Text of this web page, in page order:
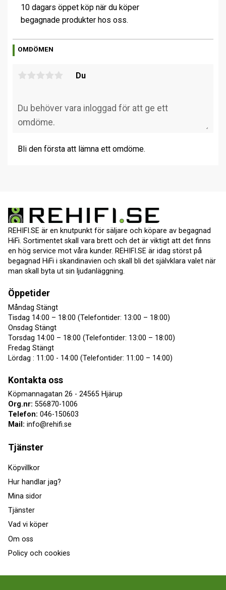
10 dagars öppet köp när du köper
begagnade produkter hos oss.
OMDÖMEN
Du
Bli den första att lämna ett omdöme.
REHIFI.SE är en knutpunkt för säljare och köpare av begagnad
HiFi. Sortimentet skall vara brett och det är viktigt att det finns
en hög service mot våra kunder. REHIFI.SE är idag störst på
begagnad HiFi i skandinavien och skall bli det självklara valet när
man skall byta ut sin ljudanläggning.
Öppetider
Måndag Stängt
Tisdag 14:00 – 18:00 (Telefontider: 13:00 – 18:00)
Onsdag Stängt
Torsdag 14:00 – 18:00 (Telefontider: 13:00 – 18:00)
Fredag Stängt
Lördag : 11:00 - 14:00 (Telefontider: 11:00 – 14:00)
Kontakta oss
Köpmannagatan 26 - 24565 Hjärup
Org.nr: 556870-1006
Telefon: 046-150603
Mail: info@rehifi.se
Tjänster
Köpvillkor
Hur handlar jag?
Mina sidor
Tjänster
Vad vi köper
Om oss
Policy och cookies